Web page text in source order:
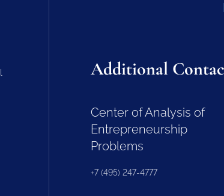
Additional
Center of Analysis of
Entrepreneurship
Problems
+7 (495) 247-4777